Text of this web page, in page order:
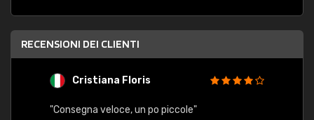
RECENSIONI DEI CLIENTI
Cristiana Floris
"Consegna veloce, un po piccole"